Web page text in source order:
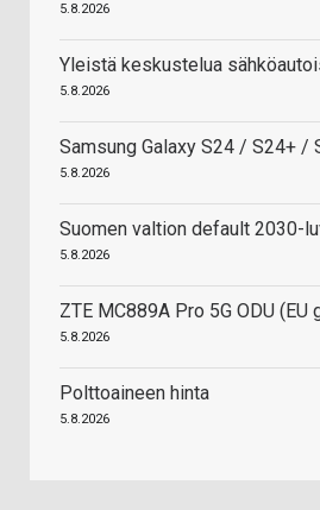
5.8.2026
Yleistä keskustelua
5.8.2026
Samsung Galaxy S24 / S24+ /
5.8.2026
Suomen valtion default 2030-
5.8.2026
ZTE MC889A Pro 5G ODU
5.8.2026
Polttoaineen hinta
5.8.2026